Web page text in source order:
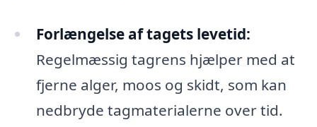
Forlængelse af tagets levetid:
Regelmæssig tagrens hjælper med at
fjerne alger, moos og skidt, som kan
nedbryde tagmaterialerne over tid.